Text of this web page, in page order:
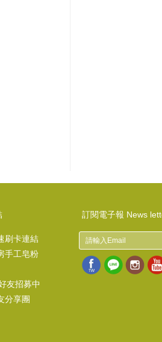
刷卡連結
手工皂粉
友招募中
分享團
訂閱電子報 News